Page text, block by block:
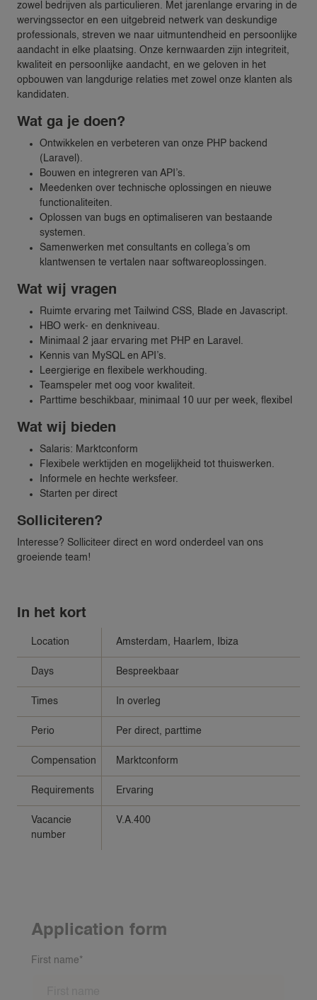
zowel bedrijven als particulieren. Met jarenlange ervaring in de
wervingssector en een uitgebreid netwerk van deskundige
professionals, streven we naar uitmuntendheid en persoonlijke
aandacht in elke plaatsing. Onze kernwaarden zijn integriteit,
kwaliteit en persoonlijke aandacht, en we geloven in het
opbouwen van langdurige relaties met zowel onze klanten als
kandidaten.
Wat ga je doen?
Ontwikkelen en verbeteren van onze PHP backend
(Laravel).
Bouwen en integreren van API’s.
Meedenken over technische oplossingen en nieuwe
functionaliteiten.
Oplossen van bugs en optimaliseren van bestaande
systemen.
Samenwerken met consultants en collega’s om
klantwensen te vertalen naar softwareoplossingen.
Wat wij vragen
Ruimte ervaring met Tailwind CSS, Blade en Javascript.
HBO werk- en denkniveau.
Minimaal 2 jaar ervaring met PHP en Laravel.
Kennis van MySQL en API’s.
Leergierige en flexibele werkhouding.
Teamspeler met oog voor kwaliteit.
Parttime beschikbaar, minimaal 10 uur per week, flexibel
Wat wij bieden
Salaris: Marktconform
Flexibele werktijden en mogelijkheid tot thuiswerken.
Informele en hechte werksfeer.
Starten per direct
Solliciteren?
Interesse? Solliciteer direct en word onderdeel van ons
groeiende team!
In het kort
Location Amsterdam, Haarlem, Ibiza
Days Bespreekbaar
Times In overleg
Perio Per direct, parttime
Compensation Marktconform
Requirements Ervaring
Vacancie
number
V.A.400
Application form
First name*